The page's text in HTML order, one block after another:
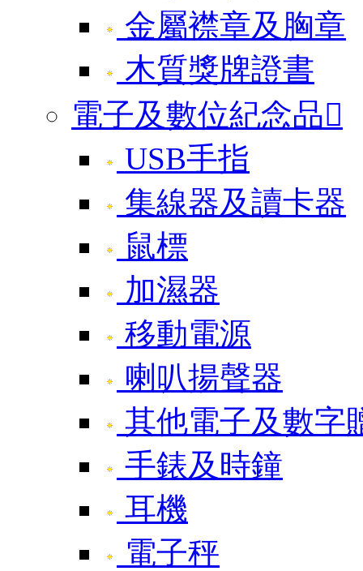
金屬襟章及胸章
木質獎牌證書
電子及數位紀念品
USB手指
集線器及讀卡器
鼠標
加濕器
移動電源
喇叭揚聲器
其他電子及數字
手錶及時鐘
耳機
電子秤